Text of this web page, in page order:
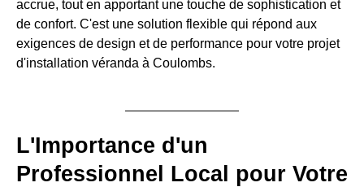
accrue, tout en apportant une touche de sophistication et
de confort. C'est une solution flexible qui répond aux
exigences de design et de performance pour votre projet
d'installation véranda à Coulombs.
L'Importance d'un
Professionnel Local pour Votre